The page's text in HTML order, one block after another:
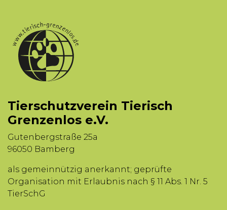
Tierschutzverein Tierisch
Grenzenlos e.V.
Gutenbergstraße 25a
96050 Bamberg
als gemeinnützig anerkannt; geprüfte
Organisation mit Erlaubnis nach § 11 Abs. 1 Nr. 5
TierSchG